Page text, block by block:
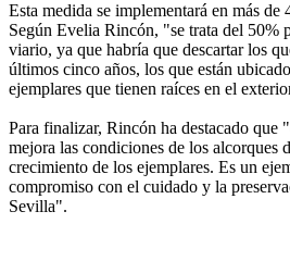
Esta medida se implementará en más de
Según Evelia Rincón, "se trata del 50%
viario, ya que habría que descartar los
últimos cinco años, los que están
ejemplares que tienen raíces en el
Para finalizar, Rincón ha destacado que
mejora las condiciones de los alcorques
crecimiento de los ejemplares. Es un
compromiso con el cuidado y la
Sevilla".